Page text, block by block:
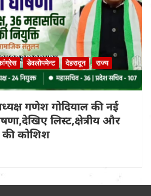
डेवलोपमेन्ट देहरादून
राज्य
गणेश गोदियाल की नई
लिस्ट,क्षेत्रीय और
कोशिश